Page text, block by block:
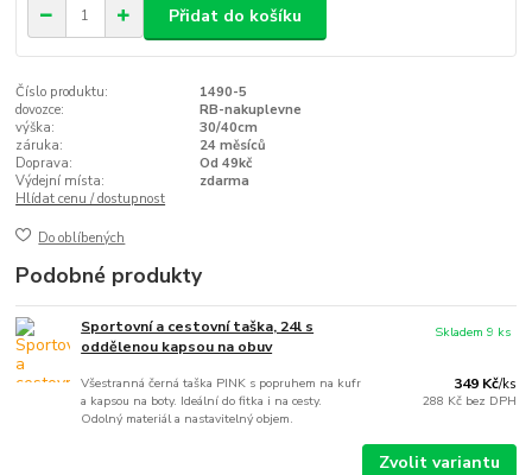
Přidat do košíku
Číslo produktu:
1490-5
dovozce:
RB-nakuplevne
výška:
30/40cm
záruka:
24 měsíců
Doprava:
Od 49kč
Výdejní místa:
zdarma
Hlídat cenu / dostupnost
Do oblíbených
Podobné produkty
Sportovní a cestovní taška, 24l s
oddělenou kapsou na obuv
Všestranná černá taška PINK s popruhem na kufr
a kapsou na boty. Ideální do fitka i na cesty.
Odolný materiál a nastavitelný objem.
349 Kč/ks
288 Kč bez DPH
Skladem 9 ks
Zvolit variantu